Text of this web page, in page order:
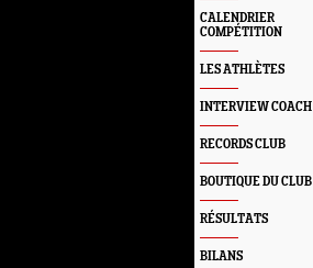
CALENDRIER
COMPÉTITION
LES ATHLÈTES
INTERVIEW COACH
RECORDS CLUB
BOUTIQUE DU CLUB
RÉSULTATS
BILANS